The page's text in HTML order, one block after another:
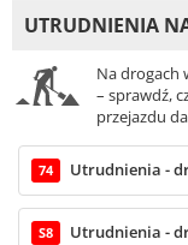
UTRUDNIENIA
Na drogach
– sprawdź,
przejazdu
74 Utrudnienia -
S8 Utrudnienia -